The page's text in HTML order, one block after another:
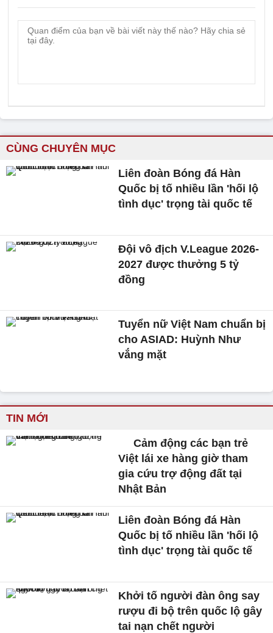
CÙNG CHUYÊN MỤC
Liên đoàn Bóng đá Hàn
Quốc bị tố nhiều lần 'hối lộ
tình dục' trọng tài quốc tế
Đội vô địch V.League 2026-
2027 được thưởng 5 tỷ
đồng
Tuyển nữ Việt Nam chuẩn bị
cho ASIAD: Huỳnh Như
vắng mặt
TIN MỚI
Cảm động các bạn trẻ
Việt lái xe hàng giờ tham
gia cứu trợ động đất tại
Nhật Bản
Liên đoàn Bóng đá Hàn
Quốc bị tố nhiều lần 'hối lộ
tình dục' trọng tài quốc tế
Khởi tố người đàn ông say
rượu đi bộ trên quốc lộ gây
tai nạn chết người